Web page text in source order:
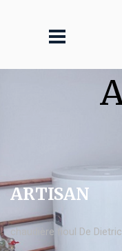
ARTISAN
chaudière fioul De